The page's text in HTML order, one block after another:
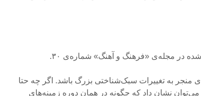
منجر به تغییرات سبک‌شناختی بزرگ باشد. اگر چه حتا
می‌توان نشان داد که چگونه در همان دوره زمینه‌های